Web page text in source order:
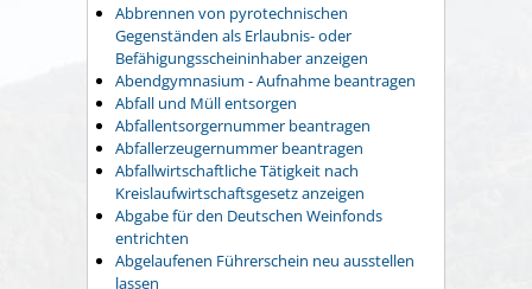
Abbrennen von pyrotechnischen
Gegenständen als Erlaubnis- oder
Befähigungsscheininhaber anzeigen
Abendgymnasium - Aufnahme beantragen
Abfall und Müll entsorgen
Abfallentsorgernummer beantragen
Abfallerzeugernummer beantragen
Abfallwirtschaftliche Tätigkeit nach
Kreislaufwirtschaftsgesetz anzeigen
Abgabe für den Deutschen Weinfonds
entrichten
Abgelaufenen Führerschein neu ausstellen
lassen